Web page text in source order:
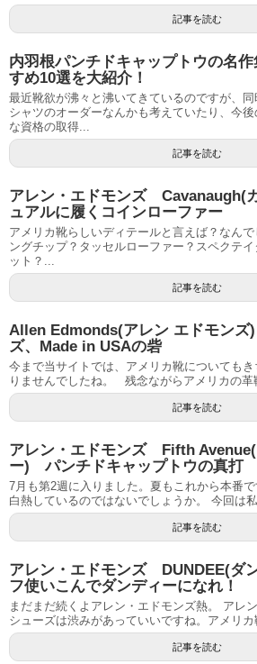
記事を読む
内羽根パンチドキャップトウの名
すめ10選を大紹介！
最近靴欲が沸々と沸いてきているのですが、同
シャツのオーダーなんかも考えていたり、今
な資格の取得...
記事を読む
アレン・エドモンズ Cavanaugh(
ュアルに履くコインローファー
アメリカ靴らしいディテールと言えば？なん
ングチップ？タッセルローファー？スペクテ
ット？...
記事を読む
Allen Edmonds(アレン エドモン
ズ、Made in USAの砦
今まで当サイトでは、アメリカ靴についても
りませんでしたね。 残念ながらアメリカの革
記事を読む
アレン・エドモンズ Fifth Avenue(
ー) パンチドキャップトウの真打
7月も第2週に入りました。夏もこれから本番
白熱しているのではないでしょうか。 今回は
記事を読む
アレン・エドモンズ DUNDEE(ダ
フ使いこんでダンディーになれ！
まだまだ続くよアレン・エドモンズ熱。 アレ
シューズは渋みがあっていいですね。アメリ
記事を読む